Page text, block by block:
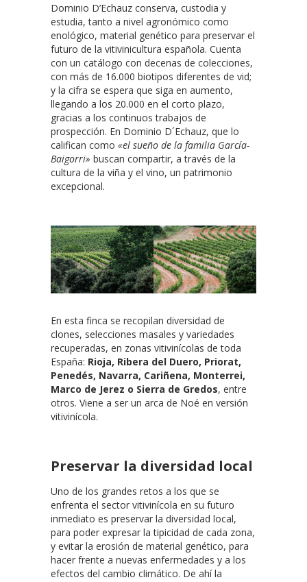
Dominio D’Echauz conserva, custodia y
estudia, tanto a nivel agronómico como
enológico, material genético para preservar el
futuro de la vitivinicultura española. Cuenta
con un catálogo con decenas de colecciones,
con más de 16.000 biotipos diferentes de vid;
y la cifra se espera que siga en aumento,
llegando a los 20.000 en el corto plazo,
gracias a los continuos trabajos de
prospección. En Dominio D´Echauz, que lo
califican como «el sueño de la familia García-
Baigorri» buscan compartir, a través de la
cultura de la viña y el vino, un patrimonio
excepcional.
En esta finca se recopilan diversidad de
clones, selecciones masales y variedades
recuperadas, en zonas vitivinícolas de toda
España: Rioja, Ribera del Duero, Priorat,
Penedés, Navarra, Cariñena, Monterrei,
Marco de Jerez o Sierra de Gredos, entre
otros. Viene a ser un arca de Noé en versión
vitivinícola.
Preservar la diversidad local
Uno de los grandes retos a los que se
enfrenta el sector vitivinícola en su futuro
inmediato es preservar la diversidad local,
para poder expresar la tipicidad de cada zona,
y evitar la erosión de material genético, para
hacer frente a nuevas enfermedades y a los
efectos del cambio climático. De ahí la